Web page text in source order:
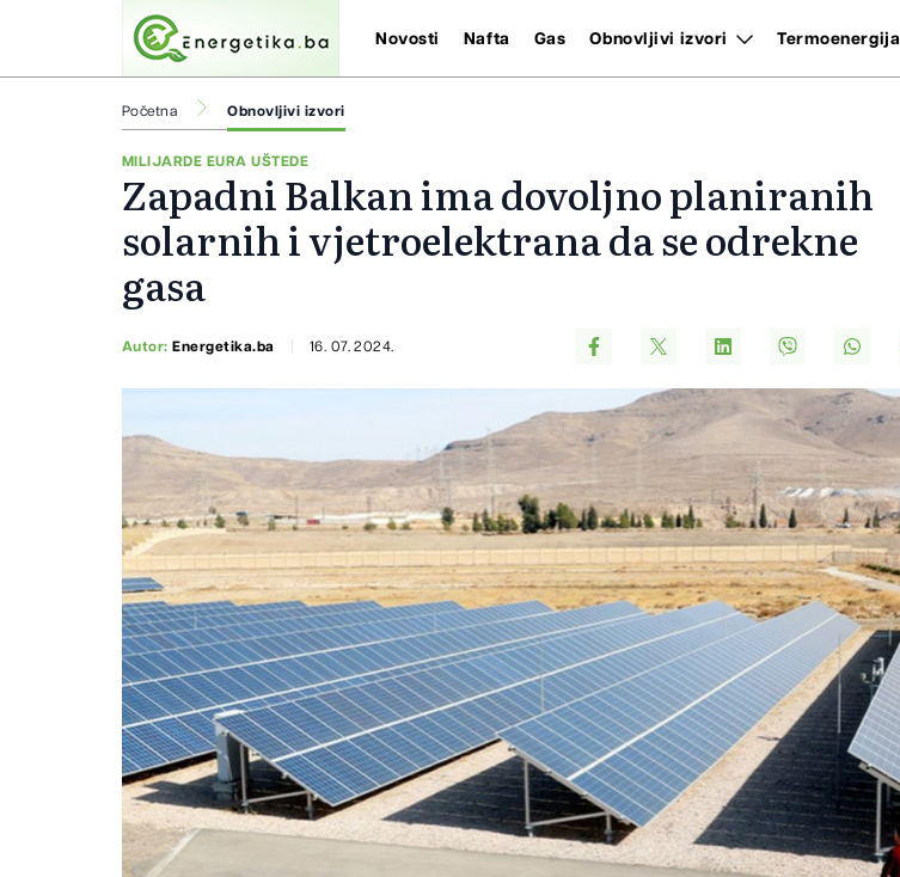
Novosti Nafta Gas Obnovljivi izvori Termoenergija
Početna Obnovljivi izvori
MILIJARDE EURA UŠTEDE
Zapadni Balkan ima dovoljno planiranih
solarnih i vjetroelektrana da se odrekne
gasa
Autor:Energetika.ba 16. 07. 2024.